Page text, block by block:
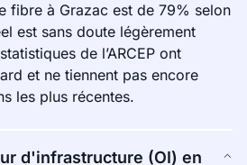
fibre à Grazac est de 79% selon
est sans doute légèrement
de l’ARCEP ont
et ne tiennent pas encore
les plus récentes.
d'infrastructure (OI) en